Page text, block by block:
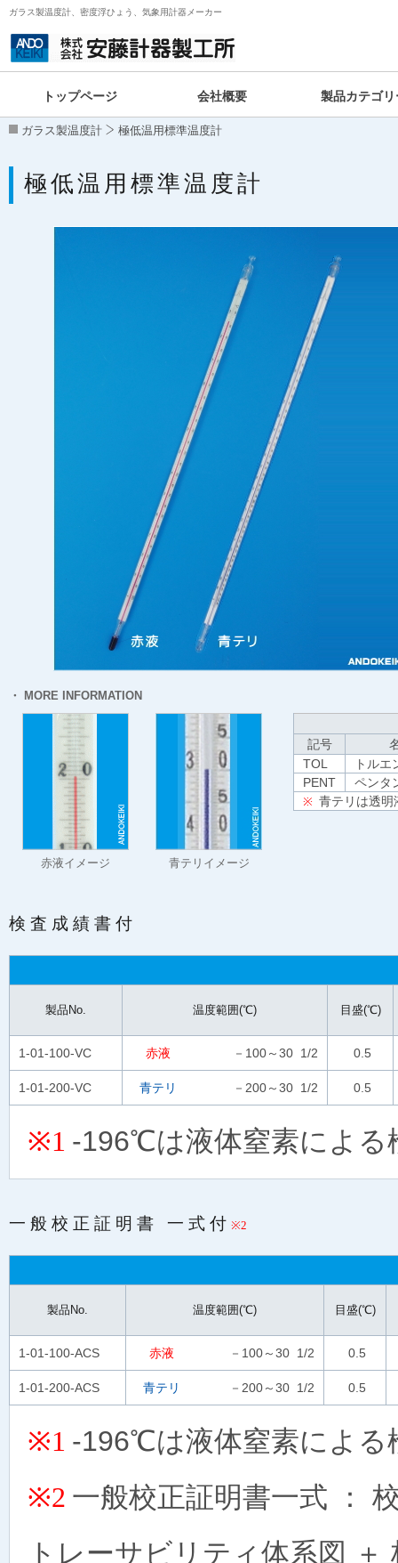
ガラス製温度計、密度浮ひょう、気象用計器メーカー
トップページ 会社概要 製品カテゴリ
ガラス製温度計 極低温用標準温度計
極低温用標準温度計
・ MORE INFORMATION
赤液イメージ 青テリイメージ
記号
TOL
トルエ
PENT
ペンタ
※ 青テリは透明
検査成績書付
製品No. 温度範囲(℃) 目盛(℃)
1-01-100-VC 赤液 －100～30 1/2 0.5
1-01-200-VC 青テリ －200～30 1/2 0.5
※1 -196℃は液体窒素による
一般校正証明書 一式付 ※2
製品No. 温度範囲(℃) 目盛(℃)
1-01-100-ACS 赤液 －100～30 1/2 0.5
1-01-200-ACS 青テリ －200～30 1/2 0.5
※1 -196℃は液体窒素による
※2 一般校正証明書一式 ：
トレーサビリティ体系図